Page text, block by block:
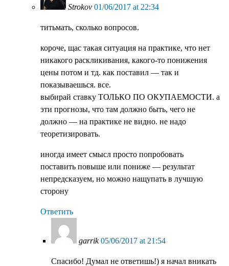
Strokov 01/06/2017 at 22:34
титьмать, сколько вопросов.
короче, щас такая ситуация на практике, что нет
никакого раскликивания, какого-то понижения
цены потом и тд. как поставил — так и
показываешься. все.
выбирай ставку ТОЛЬКО ПО ОКУПАЕМОСТИ. а
эти прогнозы, что там должно быть, чего не
должно — на практике не видно. не надо
теоретизировать.
иногда имеет смысл просто попробовать
поставить повыше или пониже — результат
непредсказуем, но можно нащупать в лучшую
сторону
Ответить
garrik 05/06/2017 at 21:54
Спасибо! Думал не ответишь!) я начал вникать